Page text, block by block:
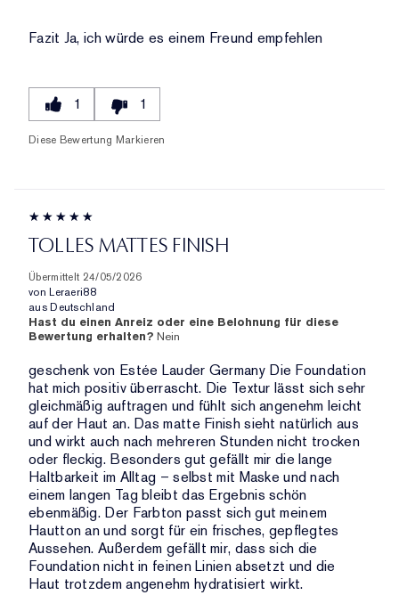
Fazit Ja, ich würde es einem Freund empfehlen
1 1
Diese Bewertung Markieren
TOLLES MATTES FINISH
Übermittelt 24/05/2026
von Leraeri88
aus Deutschland
Hast du einen Anreiz oder eine Belohnung für diese
Bewertung erhalten? Nein
geschenk von Estée Lauder Germany Die Foundation
hat mich positiv überrascht. Die Textur lässt sich sehr
gleichmäßig auftragen und fühlt sich angenehm leicht
auf der Haut an. Das matte Finish sieht natürlich aus
und wirkt auch nach mehreren Stunden nicht trocken
oder fleckig. Besonders gut gefällt mir die lange
Haltbarkeit im Alltag – selbst mit Maske und nach
einem langen Tag bleibt das Ergebnis schön
ebenmäßig. Der Farbton passt sich gut meinem
Hautton an und sorgt für ein frisches, gepflegtes
Aussehen. Außerdem gefällt mir, dass sich die
Foundation nicht in feinen Linien absetzt und die
Haut trotzdem angenehm hydratisiert wirkt.